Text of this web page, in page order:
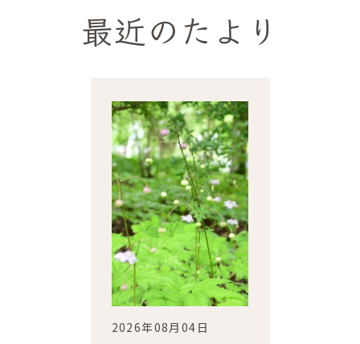
最近のたより
2026年08月04日